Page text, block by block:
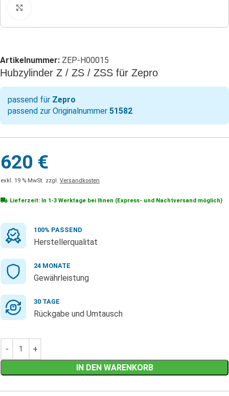
Artikelnummer: ZEP-H00015
Hubzylinder Z / ZS / ZSS für Zepro
passend für Zepro
passend zur Originalnummer 51582
620 €
exkl. 19 % MwSt. zzgl. Versandkosten
Lieferzeit: In 1-3 Werktage bei Ihnen (Express- und Nachtversand möglich)
100% PASSEND
Herstellerqualitat
24 MONATE
Gewährleistung
30 TAGE
Rückgabe und Umtausch
IN DEN WARENKORB